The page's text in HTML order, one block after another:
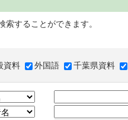
することができます。
資料 外国語 千葉県資料